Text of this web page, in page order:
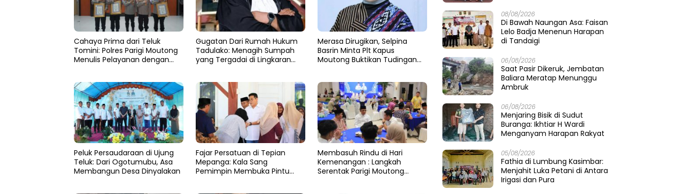
Cahaya Prima dari Teluk
Tomini: Polres Parigi Moutong
Menulis Pelayanan dengan
Gugatan Dari Rumah Hukum
Tadulako: Menagih Sumpah
yang Tergadai di Lingkaran
Merasa Dirugikan, Selpina
Basrin Minta Plt Kapus
Moutong Buktikan Tudingan
Peluk Persaudaraan di Ujung
Teluk: Dari Ogotumubu, Asa
Membangun Desa Dinyalakan
Fajar Persatuan di Tepian
Mepanga: Kala Sang
Pemimpin Membuka Pintu
​Membasuh Rindu di Hari
Kemenangan : Langkah
Serentak Parigi Moutong
08/08/2026
Di Bawah Naungan Asa: Faisan
Lelo Badja Menenun Harapan
di Tandaigi
06/08/2026
Saat Pasir Dikeruk, Jembatan
Baliara Meratap Menunggu
Ambruk
06/08/2026
Menjaring Bisik di Sudut
Buranga: Ikhtiar H Wardi
Menganyam Harapan Rakyat
05/08/2026
Fathia di Lumbung Kasimbar:
Menjahit Luka Petani di Antara
Irigasi dan Pura